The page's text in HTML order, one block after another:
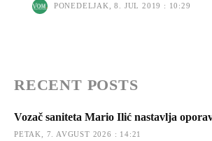
PONEDELJAK, 8. JUL 2019 : 10:29
RECENT POSTS
Vozač saniteta Mario Ilić nastavlja
PETAK, 7. AVGUST 2026 : 14:21